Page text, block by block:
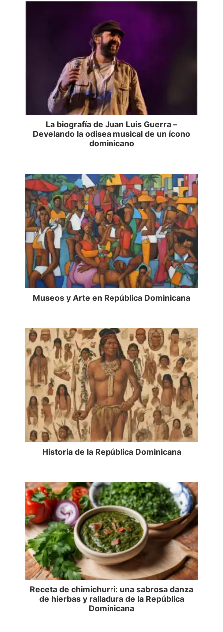
La biografía de Juan Luis Guerra –
Develando la odisea musical de un ícono
dominicano
Museos y Arte en República Dominicana
Historia de la República Dominicana
Receta de chimichurri: una sabrosa danza
de hierbas y ralladura de la República
Dominicana